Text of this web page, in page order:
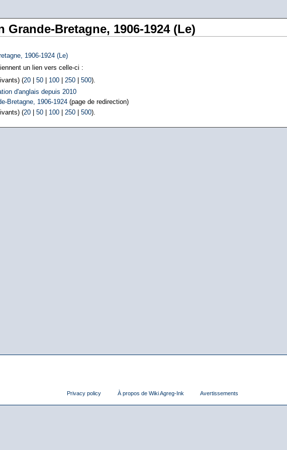
Grande-Bretagne, 1906-1924 (Le)
1906-1924 (Le)
un lien vers celle-ci :
(20| 50| 100| 250| 500).
d'anglais depuis 2010
Bretagne, 1906-1924(page de redirection)
(20| 50| 100| 250| 500).
Privacy policy À propos de Wiki Agreg-Ink Avertissements